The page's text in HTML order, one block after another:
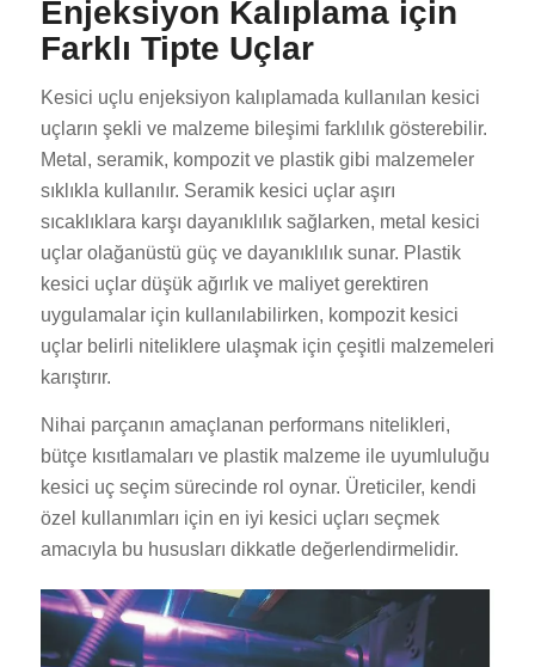
Enjeksiyon Kalıplama için
Farklı Tipte Uçlar
Kesici uçlu enjeksiyon kalıplamada kullanılan kesici
uçların şekli ve malzeme bileşimi farklılık gösterebilir.
Metal, seramik, kompozit ve plastik gibi malzemeler
sıklıkla kullanılır. Seramik kesici uçlar aşırı
sıcaklıklara karşı dayanıklılık sağlarken, metal kesici
uçlar olağanüstü güç ve dayanıklılık sunar. Plastik
kesici uçlar düşük ağırlık ve maliyet gerektiren
uygulamalar için kullanılabilirken, kompozit kesici
uçlar belirli niteliklere ulaşmak için çeşitli malzemeleri
karıştırır.
Nihai parçanın amaçlanan performans nitelikleri,
bütçe kısıtlamaları ve plastik malzeme ile uyumluluğu
kesici uç seçim sürecinde rol oynar. Üreticiler, kendi
özel kullanımları için en iyi kesici uçları seçmek
amacıyla bu hususları dikkatle değerlendirmelidir.